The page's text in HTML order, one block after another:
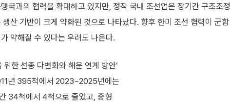
국과의 협력을 확대하고 있지만, 정작 국내 조선업은 장기간 구조조정
산 기반이 크게 약화된 것으로 나타났다. 향후 한미 조선 협력이 군함
약해질 수 있다는 우려도 나온다.
한 선종 다변화와 해운 연계 방안’
년 395척에서 2023~2025년에는
34척에서 4척으로 줄었고, 중형